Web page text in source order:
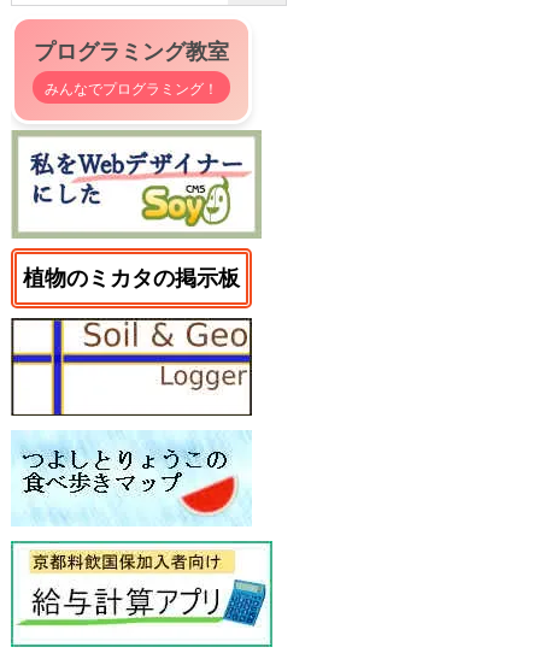
プログラミング教室
みんなでプログラミング！
植物のミカタの掲示板